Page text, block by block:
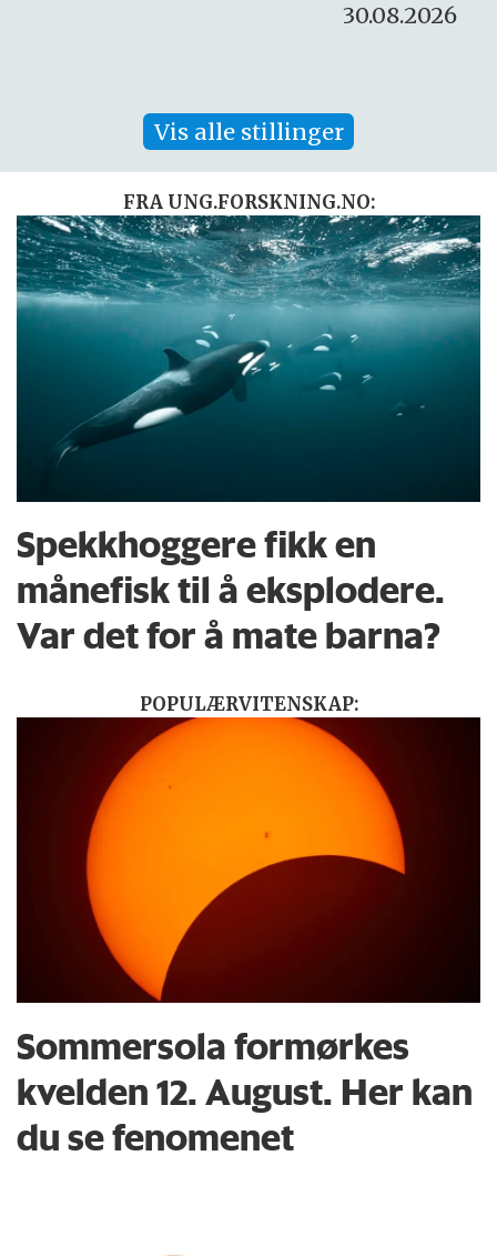
Vis alle stillinger
FRA UNG.FORSKNING.NO:
Spekkhoggere fikk en
månefisk til å eksplodere.
Var det for å mate barna?
POPULÆRVITENSKAP:
Sommersola formørkes
kvelden 12. August. Her kan
du se fenomenet